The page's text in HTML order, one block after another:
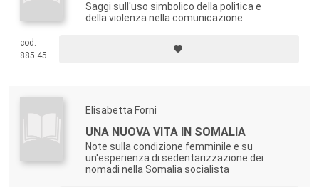
Saggi sull'uso simbolico della politica e
della violenza nella comunicazione
cod.
885.45
Elisabetta Forni
UNA NUOVA VITA IN SOMALIA
Note sulla condizione femminile e su
un'esperienza di sedentarizzazione dei
nomadi nella Somalia socialista